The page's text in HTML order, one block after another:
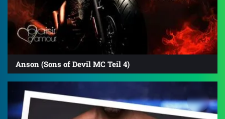
Anson (Sons of Devil MC Teil 4)